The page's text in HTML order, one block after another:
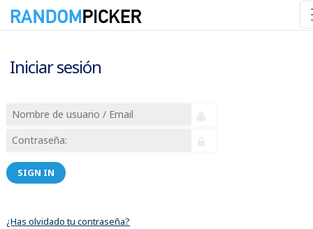
Iniciar sesión
SIGN IN
¿Has olvidado tu contraseña?